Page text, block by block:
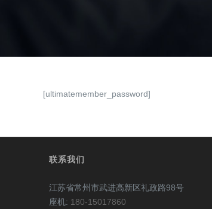
[ultimatemember_password]
联系我们
江苏省常州市武进高新区礼政路98号
座机: 180-15017860